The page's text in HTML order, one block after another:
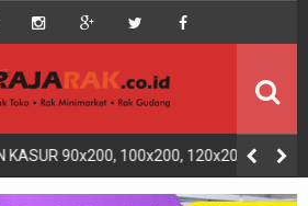
90x200, 100x200, 120x200, 140x200,
| FUNGSI, MANFAAT DAN KEGUNAAN
Rak pallet